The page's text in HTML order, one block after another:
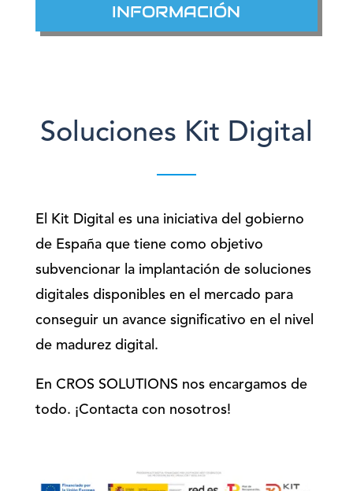
INFORMACIÓN
Soluciones Kit Digital
El Kit Digital es una iniciativa del gobierno
de España que tiene como objetivo
subvencionar la implantación de soluciones
digitales disponibles en el mercado para
conseguir un avance significativo en el nivel
de madurez digital.
En CROS SOLUTIONS nos encargamos de
todo. ¡Contacta con nosotros!